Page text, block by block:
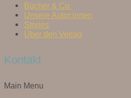
Bücher & Co.
Unsere Autor:innen
Stories
Über den Verlag
Kontakt
Main Menu